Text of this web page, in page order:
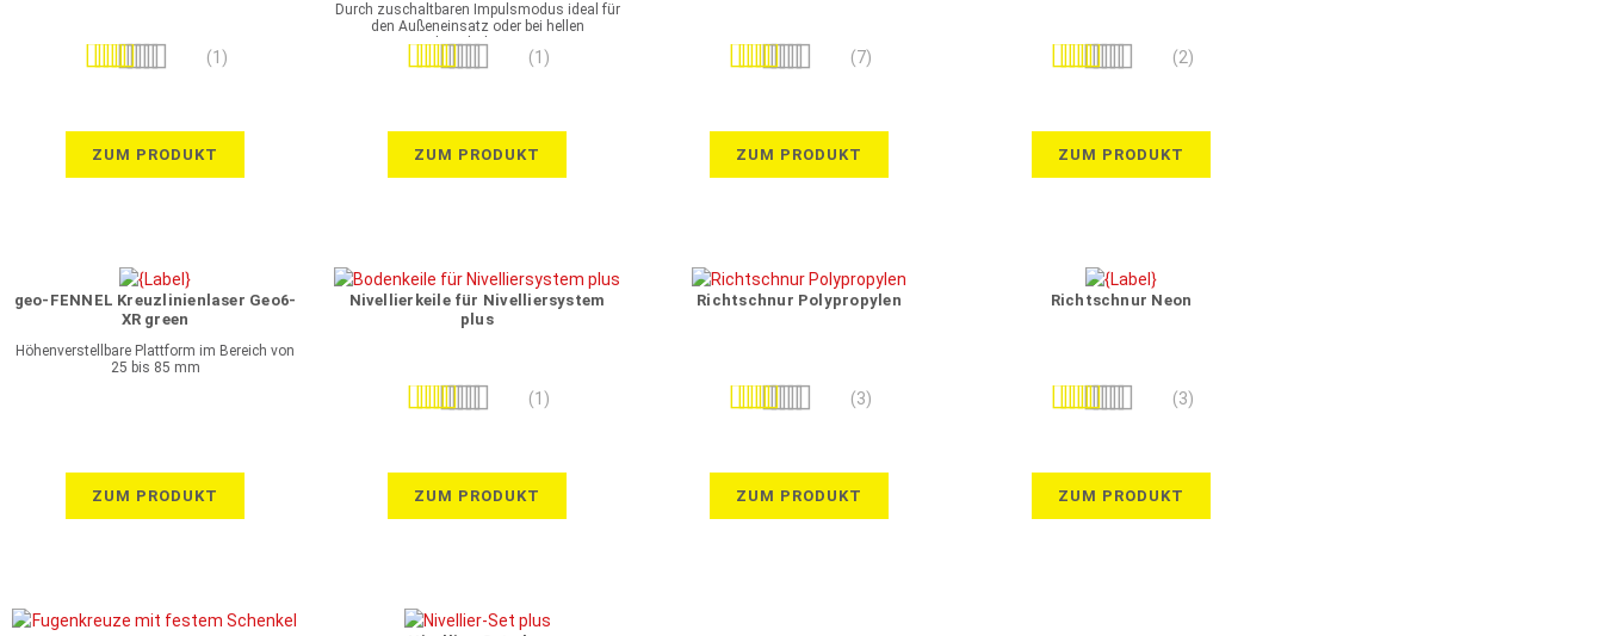
Bewertung: (1)
ZUM PRODUKT
Durch zuschaltbaren Impulsmodus ideal für
den Außeneinsatz oder bei hellen
Lichtverhältnissen
Bewertung: (1)
ZUM PRODUKT
Bewertung: (7)
ZUM PRODUKT
Bewertung: (2)
ZUM PRODUKT
geo-FENNEL Kreuzlinienlaser Geo6-
XR green
Höhenverstellbare Plattform im Bereich von
25 bis 85 mm
ZUM PRODUKT
Nivellierkeile für Nivelliersystem
plus
Bewertung: (1)
ZUM PRODUKT
Richtschnur Polypropylen
Bewertung: (3)
ZUM PRODUKT
Richtschnur Neon
Bewertung: (3)
ZUM PRODUKT